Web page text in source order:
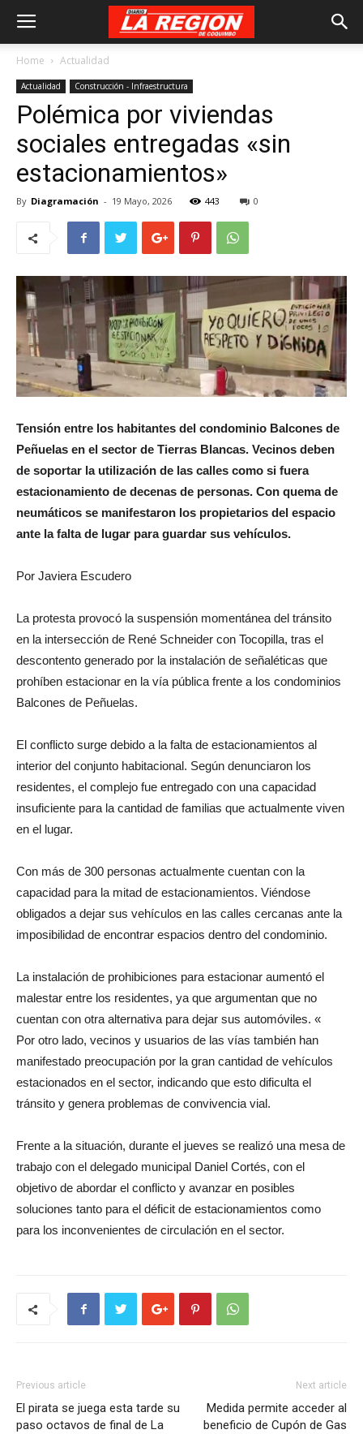
Home Actualidad
Actualidad Construcción - Infraestructura
Polémica por viviendas
sociales entregadas «sin
estacionamientos»
By Diagramación - 19 Mayo, 2026 443 0
Tensión entre los habitantes del condominio Balcones de
Peñuelas en el sector de Tierras Blancas. Vecinos deben
de soportar la utilización de las calles como si fuera
estacionamiento de decenas de personas. Con quema de
neumáticos se manifestaron los propietarios del espacio
ante la falta de lugar para guardar sus vehículos.
Por Javiera Escudero
La protesta provocó la suspensión momentánea del tránsito
en la intersección de René Schneider con Tocopilla, tras el
descontento generado por la instalación de señaléticas que
prohíben estacionar en la vía pública frente a los condominios
Balcones de Peñuelas.
El conflicto surge debido a la falta de estacionamientos al
interior del conjunto habitacional. Según denunciaron los
residentes, el complejo fue entregado con una capacidad
insuficiente para la cantidad de familias que actualmente viven
en el lugar.
Con más de 300 personas actualmente cuentan con la
capacidad para la mitad de estacionamientos. Viéndose
obligados a dejar sus vehículos en las calles cercanas ante la
imposibilidad de encontrar espacios dentro del condominio.
La instalación de prohibiciones para estacionar aumentó el
malestar entre los residentes, ya que argumentan que no
cuentan con otra alternativa para dejar sus automóviles. «
Por otro lado, vecinos y usuarios de las vías también han
manifestado preocupación por la gran cantidad de vehículos
estacionados en el sector, indicando que esto dificulta el
tránsito y genera problemas de convivencia vial.
Frente a la situación, durante el jueves se realizó una mesa de
trabajo con el delegado municipal Daniel Cortés, con el
objetivo de abordar el conflicto y avanzar en posibles
soluciones tanto para el déficit de estacionamientos como
para los inconvenientes de circulación en el sector.
Previous article
El pirata se juega esta tarde su
paso octavos de final de La
Next article
Medida permite acceder al
beneficio de Cupón de Gas